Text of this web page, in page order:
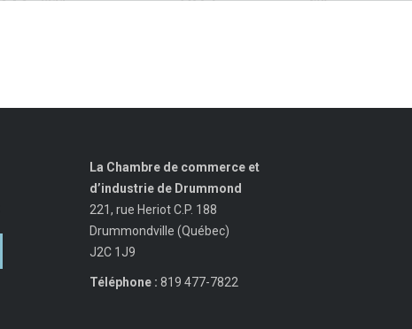
La Chambre de commerce et
d’industrie de Drummond
221, rue Heriot C.P. 188
Drummondville (Québec)
J2C 1J9
Téléphone : 819 477-7822